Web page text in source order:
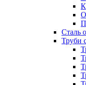
Сталь
Труби